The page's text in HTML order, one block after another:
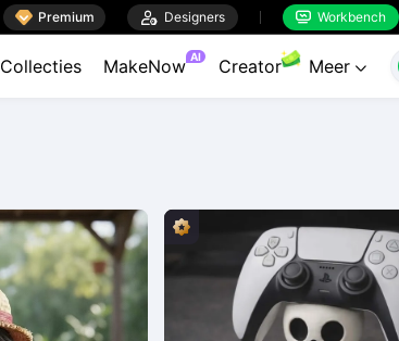
 Premium  Designers  Workbench
Collecties MakeNow AI Creator Meer 